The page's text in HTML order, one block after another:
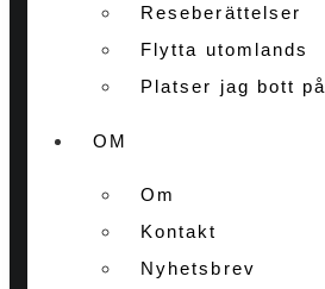
Reseberättelser
Flytta utomlands
Platser jag bott på
OM
Om
Kontakt
Nyhetsbrev